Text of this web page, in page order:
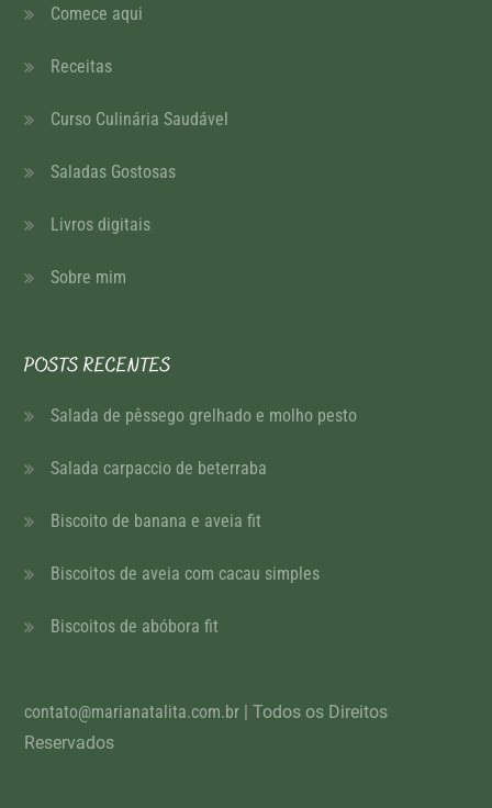
Comece aqui
Receitas
Curso Culinária Saudável
Saladas Gostosas
Livros digitais
Sobre mim
POSTS RECENTES
Salada de pêssego grelhado e molho pesto
Salada carpaccio de beterraba
Biscoito de banana e aveia fit
Biscoitos de aveia com cacau simples
Biscoitos de abóbora fit
contato@marianatalita.com.br | Todos os Direitos
Reservados